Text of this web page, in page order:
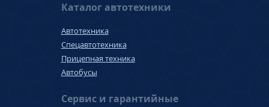
Каталог автотехники
Автотехника
Спецавтотехника
Прицепная техника
Автобусы
Сервис и гарантийные